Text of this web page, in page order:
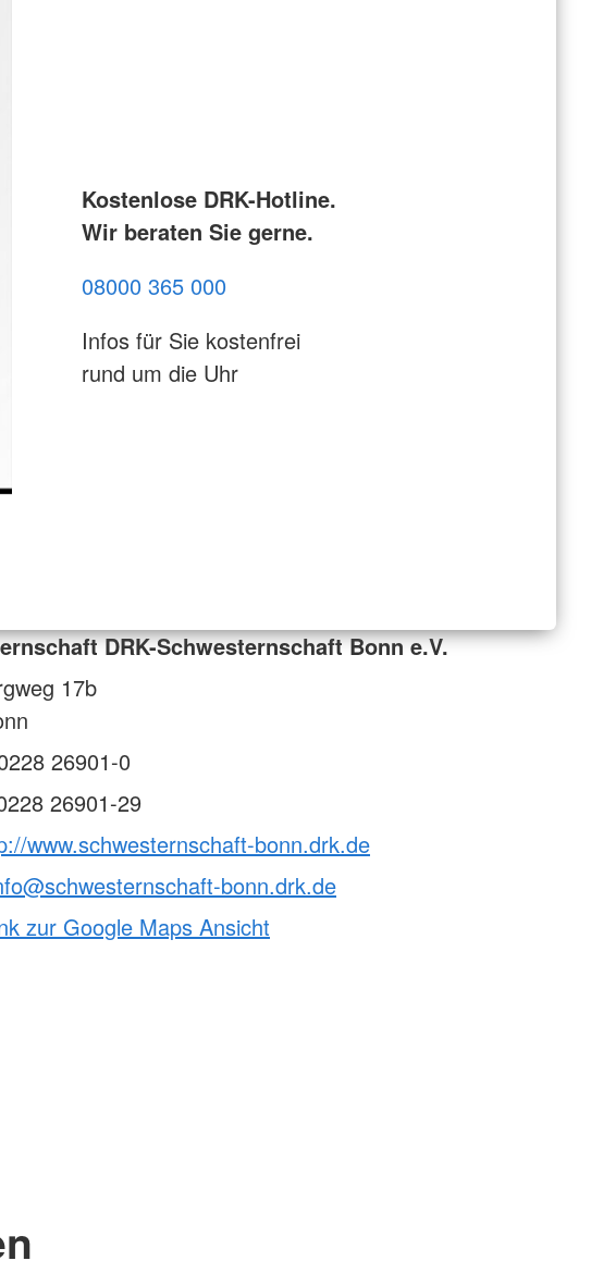
Kostenlose DRK-Hotline.
Wir beraten Sie gerne.
08000 365 000
Infos für Sie kostenfrei
rund um die Uhr
DRK-Schwesternschaft Bonn e.V.
17b
26901-0
26901-29
www.schwesternschaft-bonn.drk.de
bonn.drk.de
zur Google Maps Ansicht